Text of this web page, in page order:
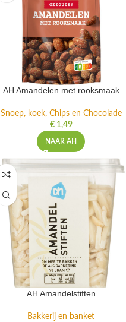
AH Amandelen met rooksmaak
Snoep, koek, Chips en Chocolade
€1,49
NAAR AH
AH Amandelstiften
Bakkerij en banket